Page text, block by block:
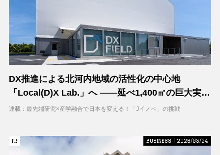
DX推進による北河内地域の活性化の中心地
「Local(D)X Lab.」へ ――延べ1,400㎡の巨大実証
空間で地域DXに挑む 大阪工業大学 DXフィールド
連載：最先端研究×産学融合で日本を変える！「Jイノベ」の挑戦
PR
PR BUSINESS | 2026/03/24